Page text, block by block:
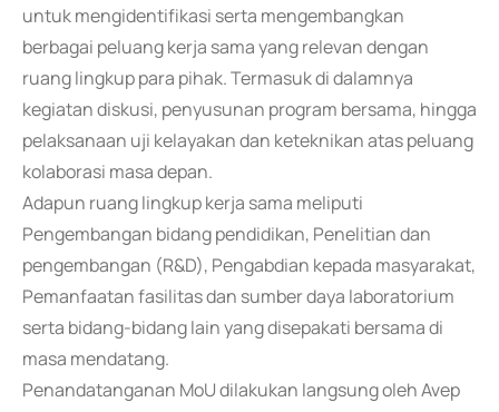
untuk mengidentifikasi serta mengembangkan
berbagai peluang kerja sama yang relevan dengan
ruang lingkup para pihak. Termasuk di dalamnya
kegiatan diskusi, penyusunan program bersama, hingga
pelaksanaan uji kelayakan dan keteknikan atas peluang
kolaborasi masa depan.
Adapun ruang lingkup kerja sama meliputi
Pengembangan bidang pendidikan, Penelitian dan
pengembangan (R&D), Pengabdian kepada masyarakat,
Pemanfaatan fasilitas dan sumber daya laboratorium
serta bidang-bidang lain yang disepakati bersama di
masa mendatang.
Penandatanganan MoU dilakukan langsung oleh Avep